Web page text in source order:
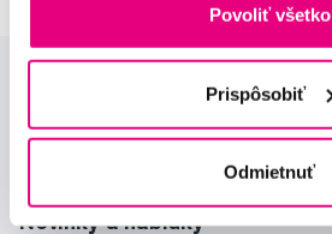
Povoliť všetko
Prispôsobiť
Odmietnuť
Novinky a nabídky